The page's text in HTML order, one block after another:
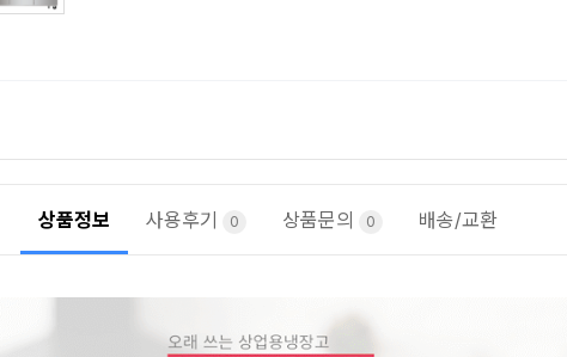
상품정보 사용후기 0 상품문의 0 배송/교환